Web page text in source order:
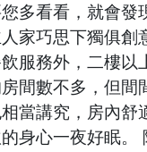
多看看，就會發
家巧思下獨俱創
服務外，二樓以
間數不多，但間
當講究，房內舒
身心一夜好眠。